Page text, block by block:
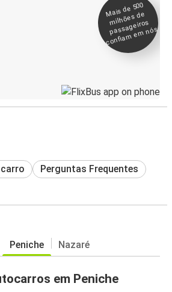
Mais de 500
milhões de
passageiros
confia
m e
m nós
Perguntas Frequentes
Peniche Nazaré
em Peniche